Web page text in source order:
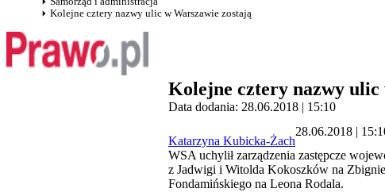
Kolejne cztery nazwy ulic w Warszawie zostają
Kolejne cztery nazwy ulic
Data dodania: 28.06.2018 | 15:10
Katarzyna Kubicka-Żach
28.06.2018 |
WSA uchylił zarządzenia zastępcze
z Jadwigi i Witolda Kokoszków na
Fondamińskiego na Leona Rodala.